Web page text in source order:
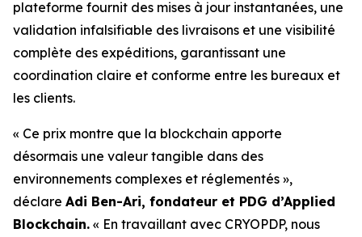
plateforme fournit des mises à jour instantanées, une
validation infalsifiable des livraisons et une visibilité
complète des expéditions, garantissant une
coordination claire et conforme entre les bureaux et
les clients.
« Ce prix montre que la blockchain apporte
désormais une valeur tangible dans des
environnements complexes et réglementés »,
déclare Adi Ben-Ari, fondateur et PDG d’Applied
Blockchain. « En travaillant avec CRYOPDP, nous